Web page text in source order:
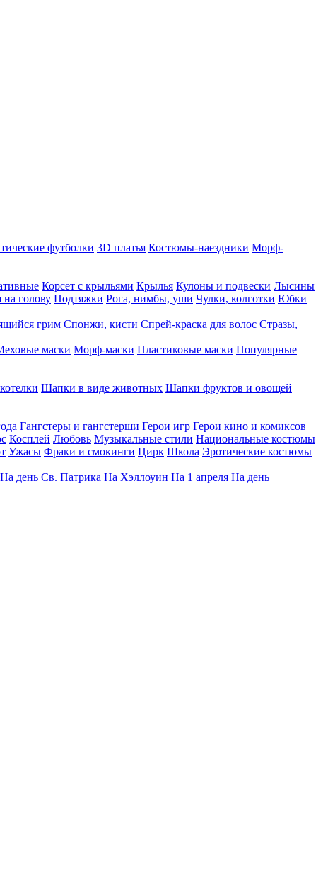
футболки 3D платья Костюмы-наездники Морф-
Корсет с крыльями Крылья Кулоны и подвески Лысины
на голову Подтяжки Рога, нимбы, уши Чулки, колготки Юбки
грим Спонжи, кисти Спрей-краска для волос Стразы,
маски Морф-маски Пластиковые маски Популярные
Шапки в виде животных Шапки фруктов и овощей
Гангстеры и гангстерши Герои игр Герои кино и комиксов
Косплей Любовь Музыкальные стили Национальные костюмы
Ужасы Фраки и смокинги Цирк Школа Эротические костюмы
На день Св. Патрика На Хэллоуин На 1 апреля На день